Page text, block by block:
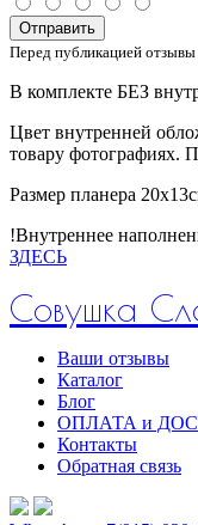
Отправить
Перед публикацией
В комплекте БЕЗ
Цвет внутренней
товару фотографиях.
Размер планера
!Внутреннее
ЗДЕСЬ
Совушка
Ваши отзывы
Каталог
Блог
ОПЛАТА и
Контакты
Обратная связь